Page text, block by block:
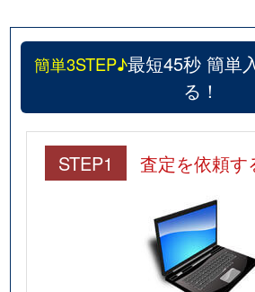
簡単3STEP♪最短45秒 簡単
る！
STEP1 査定を依頼す